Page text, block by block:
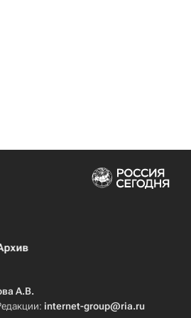
А.В.
internet-group@ria.ru